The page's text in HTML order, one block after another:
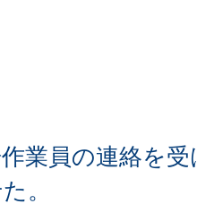
業員の連絡を受
。